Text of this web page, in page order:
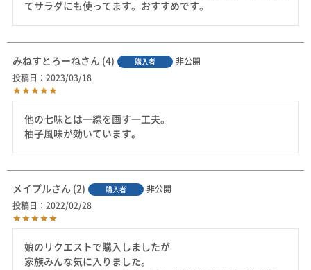
てサラダにも使ってます。おすすめです。
みねすとろーね 4 購入者
非公開
投稿日
2023/03/18
他の七味とは一線を画す一工夫。
柚子風味が効いています。
メイプル 2 購入者
非公開
投稿日
2022/02/28
娘のリクエストで購入しましたが
家族みんな気に入りました。